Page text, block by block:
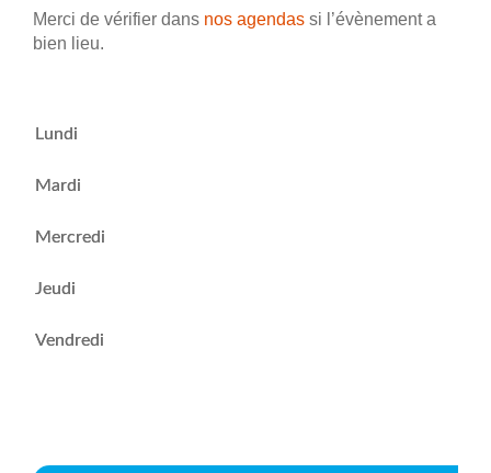
Merci de vérifier dans nos agendassi l’évènement a
bien lieu.
Lundi
Mardi
Mercredi
Jeudi
Vendredi